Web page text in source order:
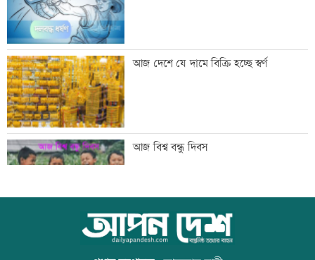
টেলিভিশনে আজকের যত খেলা
শনিবার রাজধানীর যেসব মার্কেট-দর্শনীয় স্থান
বন্ধ
শাহজালাল বিমানবন্দরে আগুন, সাময়িক বন্ধ
যাত্রীসেবা
আজ দেশে যে দামে বিক্রি হচ্ছে স্বর্ণ
আজ বিশ্ব বন্ধু দিবস
উত্থান-পতনের বাজারে আজ স্বর্ণের ভরি কত